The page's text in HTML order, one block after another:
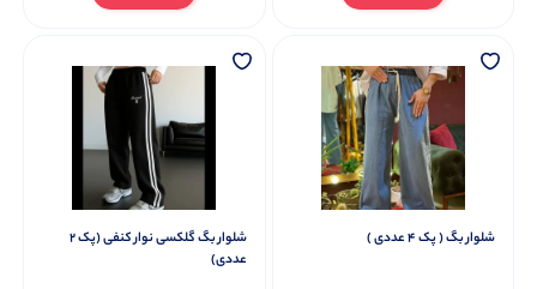
شلوار بگ ( پک 4 عددی )
شلوار بگ گلکسی نوار کنفی (پک 2
عددی)